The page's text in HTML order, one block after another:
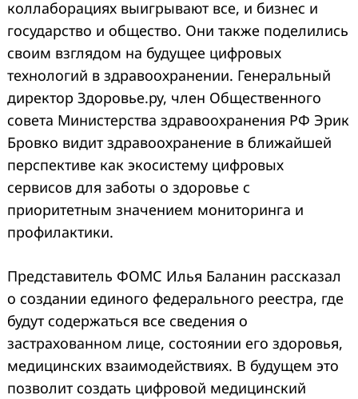
коллаборациях выигрывают все, и бизнес и
государство и общество. Они также поделились
своим взглядом на будущее цифровых
технологий в здравоохранении. Генеральный
директор Здоровье.ру, член Общественного
совета Министерства здравоохранения РФ Эрик
Бровко видит здравоохранение в ближайшей
перспективе как экосистему цифровых
сервисов для заботы о здоровье с
приоритетным значением мониторинга и
профилактики.
Представитель ФОМС Илья Баланин рассказал
о создании единого федерального реестра, где
будут содержаться все сведения о
застрахованном лице, состоянии его здоровья,
медицинских взаимодействиях. В будущем это
позволит создать цифровой медицинский